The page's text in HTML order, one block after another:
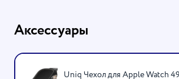
Аксессуары
Uniq Чехол для Apple Watch 49